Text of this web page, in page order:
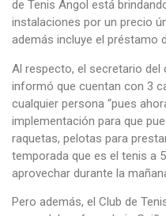
de Tenis Angol está
instalaciones por un precio
además incluye el préstamo
Al respecto, el secretario del
informó que cuentan con 3
cualquier persona “pues
implementación para que
raquetas, pelotas para
temporada que es el tenis a
aprovechar durante la
Pero además, el Club de